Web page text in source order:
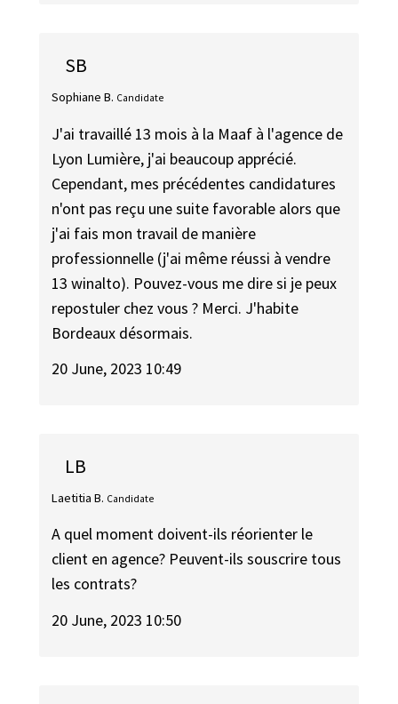
SB
Sophiane B. Candidate
J'ai travaillé 13 mois à la Maaf à l'agence de
Lyon Lumière, j'ai beaucoup apprécié.
Cependant, mes précédentes candidatures
n'ont pas reçu une suite favorable alors que
j'ai fais mon travail de manière
professionnelle (j'ai même réussi à vendre
13 winalto). Pouvez-vous me dire si je peux
repostuler chez vous ? Merci. J'habite
Bordeaux désormais.
20 June, 2023 10:49
LB
Laetitia B. Candidate
A quel moment doivent-ils réorienter le
client en agence? Peuvent-ils souscrire tous
les contrats?
20 June, 2023 10:50